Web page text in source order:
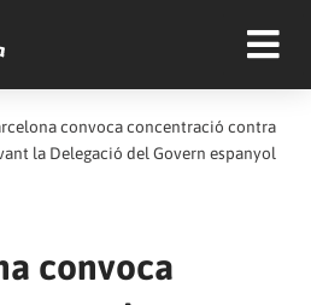
convoca concentració contra
la Delegació del Govern espanyol
convoca